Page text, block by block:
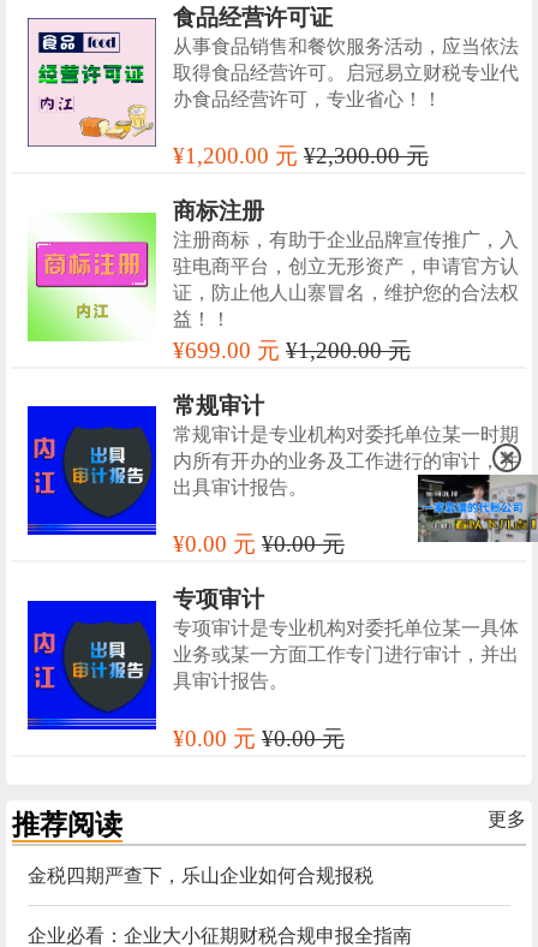
食品经营许可证
从事食品销售和餐饮服务活动，应当依法
取得食品经营许可。启冠易立财税专业代
办食品经营许可，专业省心！！
¥1,200.00 元¥2,300.00 元
商标注册
注册商标，有助于企业品牌宣传推广，入
驻电商平台，创立无形资产，申请官方认
证，防止他人山寨冒名，维护您的合法权
益！！
¥699.00 元¥1,200.00 元
常规审计
常规审计是专业机构对委托单位某一时期
内所有开办的业务及工作进行的审计，并
出具审计报告。
¥0.00 元¥0.00 元
专项审计
专项审计是专业机构对委托单位某一具体
业务或某一方面工作专门进行审计，并出
具审计报告。
¥0.00 元¥0.00 元
更多
推荐阅读
金税四期严查下，乐山企业如何合规报税
企业必看：企业大小征期财税合规申报全指南